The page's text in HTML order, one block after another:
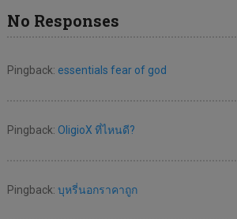
No Responses
Pingback: essentials fear of god
Pingback: OligioX ที่ไหนดี?
Pingback: บุหรี่นอกราคาถูก